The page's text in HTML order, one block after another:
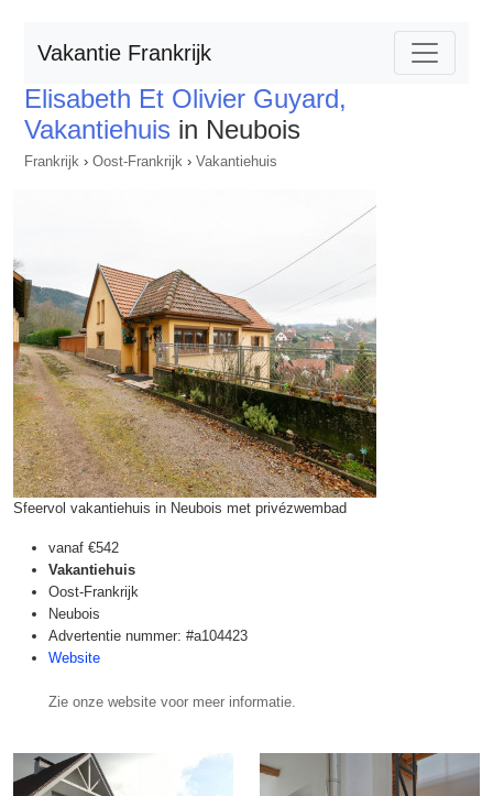
Vakantie Frankrijk
Elisabeth Et Olivier Guyard,
Vakantiehuis in Neubois
Frankrijk › Oost-Frankrijk › Vakantiehuis
Sfeervol vakantiehuis in Neubois met privézwembad
vanaf €542
Vakantiehuis
Oost-Frankrijk
Neubois
Advertentie nummer: #a104423
Website
Zie onze website voor meer informatie.